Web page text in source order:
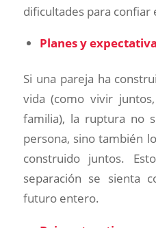
dificultades para confiar
Planes y
Si una pareja ha
vida (como vivir
familia), la ruptura no
persona, sino también
construido juntos.
separación se sienta
futuro entero.